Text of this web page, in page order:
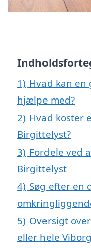
1) Hvad kan
hjælpe med?
2) Hvad koster
Birgittelyst?
3) Fordele ved
Birgittelyst
4) Søg efter en
5) Oversigt
eller hele